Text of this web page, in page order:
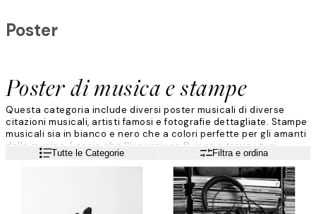
Poster di musica e stampe
Poster
Questa categoria include diversi poster musicali di diverse
citazioni musicali, artisti famosi e fotografie dettagliate. Stampe
musicali sia in bianco e nero che a colori perfette per gli amanti
della musica. Lascia che l'ispirazione fluisca e trova i tuoi
preferiti.
Leggi di piùTutte le Categorie Filtra e ordina